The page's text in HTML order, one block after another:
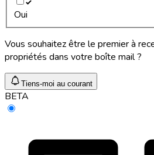
Oui
Vous souhaitez être le premier à
propriétés dans votre boîte mail ?
Tiens-moi au courant
BETA